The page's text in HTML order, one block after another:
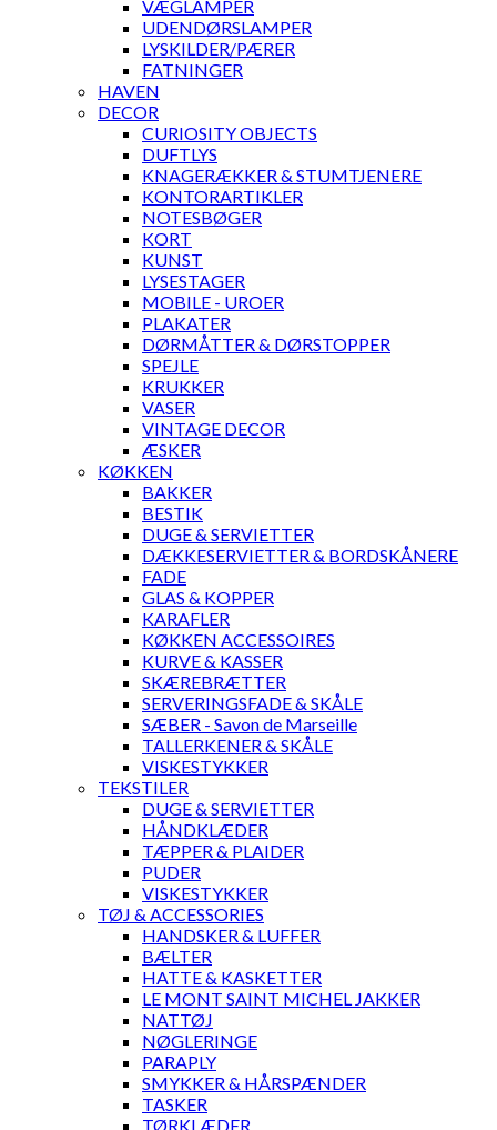
VÆGLAMPER
UDENDØRSLAMPER
LYSKILDER/PÆRER
FATNINGER
HAVEN
DECOR
CURIOSITY OBJECTS
DUFTLYS
KNAGERÆKKER & STUMTJENERE
KONTORARTIKLER
NOTESBØGER
KORT
KUNST
LYSESTAGER
MOBILE - UROER
PLAKATER
DØRMÅTTER & DØRSTOPPER
SPEJLE
KRUKKER
VASER
VINTAGE DECOR
ÆSKER
KØKKEN
BAKKER
BESTIK
DUGE & SERVIETTER
DÆKKESERVIETTER & BORDSKÅNERE
FADE
GLAS & KOPPER
KARAFLER
KØKKEN ACCESSOIRES
KURVE & KASSER
SKÆREBRÆTTER
SERVERINGSFADE & SKÅLE
SÆBER - Savon de Marseille
TALLERKENER & SKÅLE
VISKESTYKKER
TEKSTILER
DUGE & SERVIETTER
HÅNDKLÆDER
TÆPPER & PLAIDER
PUDER
VISKESTYKKER
TØJ & ACCESSORIES
HANDSKER & LUFFER
BÆLTER
HATTE & KASKETTER
LE MONT SAINT MICHEL JAKKER
NATTØJ
NØGLERINGE
PARAPLY
SMYKKER & HÅRSPÆNDER
TASKER
TØRKLÆDER